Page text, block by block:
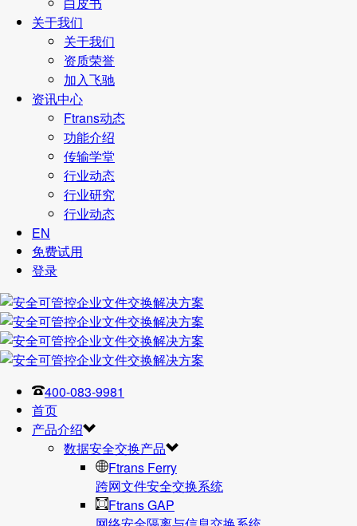
关于我们
关于我们
资质荣誉
加入飞驰
资讯中心
Ftrans动态
功能介绍
传输学堂
行业动态
行业研究
行业动态
EN
免费试用
登录
400-083-9981
首页
产品介绍
数据安全交换产品
Ftrans Ferry
跨网文件安全交换系统
Ftrans GAP